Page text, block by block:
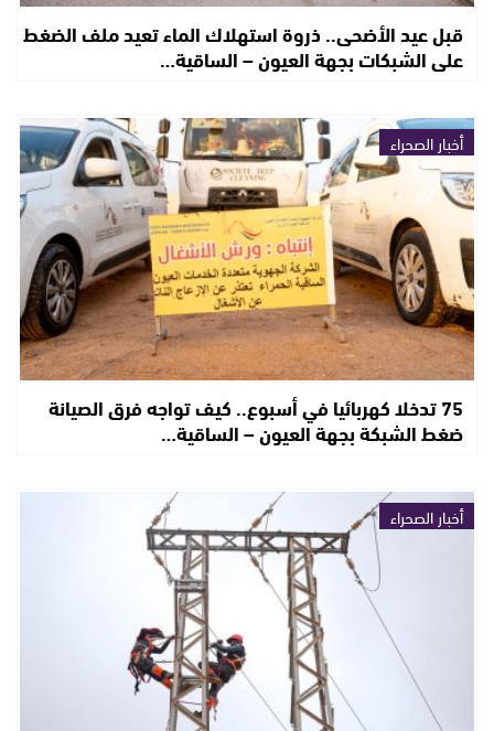
قبل عيد الأضحى.. ذروة استهلاك الماء تعيد ملف الضغط
على الشبكات بجهة العيون – الساقية…
أخبار الصحراء
75 تدخلا كهربائيا في أسبوع.. كيف تواجه فرق الصيانة
ضغط الشبكة بجهة العيون – الساقية…
أخبار الصحراء